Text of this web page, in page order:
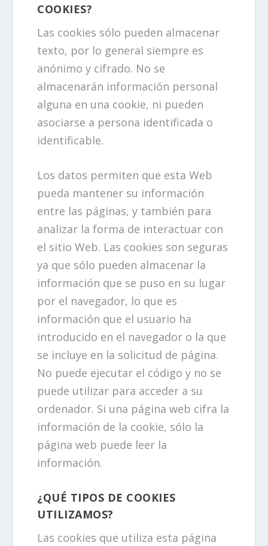
COOKIES?
Las cookies sólo pueden almacenar
texto, por lo general siempre es
anónimo y cifrado. No se
almacenarán información personal
alguna en una cookie, ni pueden
asociarse a persona identificada o
identificable.
Los datos permiten que esta Web
pueda mantener su información
entre las páginas, y también para
analizar la forma de interactuar con
el sitio Web. Las cookies son seguras
ya que sólo pueden almacenar la
información que se puso en su lugar
por el navegador, lo que es
información que el usuario ha
introducido en el navegador o la que
se incluye en la solicitud de página.
No puede ejecutar el código y no se
puede utilizar para acceder a su
ordenador. Si una página web cifra la
información de la cookie, sólo la
página web puede leer la
información.
¿QUÉ TIPOS DE COOKIES
UTILIZAMOS?
Las cookies que utiliza esta página